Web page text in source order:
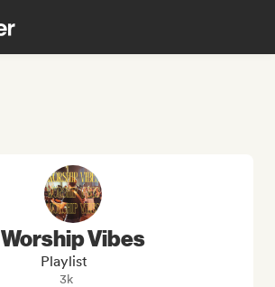
Worship Vibes
Playlist
3k